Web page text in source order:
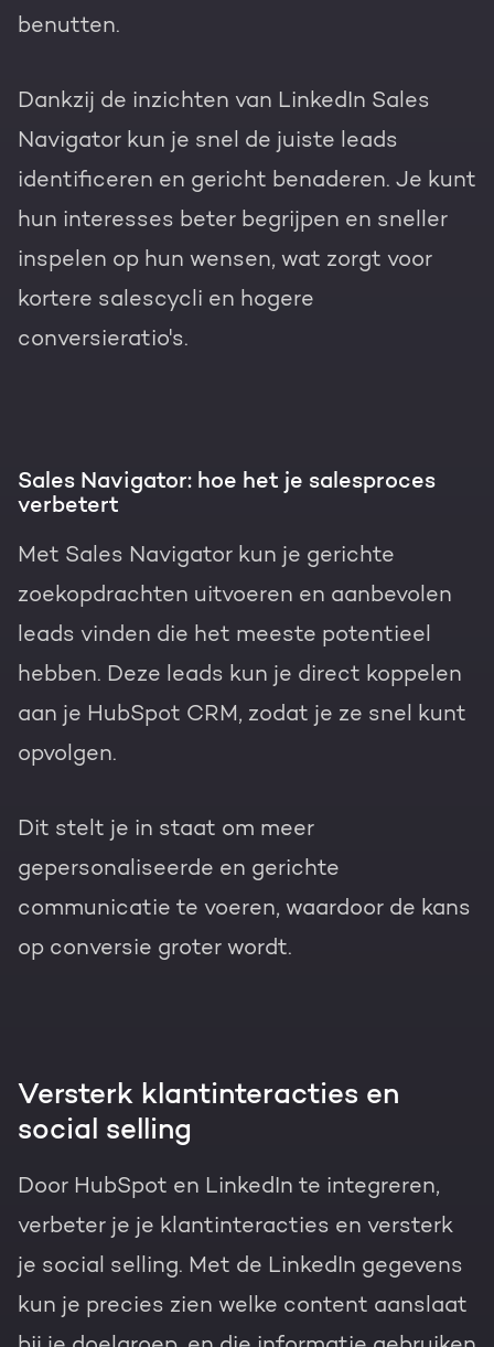
benutten.
Dankzij de inzichten van LinkedIn Sales
Navigator kun je snel de juiste leads
identificeren en gericht benaderen. Je kunt
hun interesses beter begrijpen en sneller
inspelen op hun wensen, wat zorgt voor
kortere salescycli en hogere
conversieratio's.
Sales Navigator: hoe het je salesproces
verbetert
Met Sales Navigator kun je gerichte
zoekopdrachten uitvoeren en aanbevolen
leads vinden die het meeste potentieel
hebben. Deze leads kun je direct koppelen
aan je HubSpot CRM, zodat je ze snel kunt
opvolgen.
Dit stelt je in staat om meer
gepersonaliseerde en gerichte
communicatie te voeren, waardoor de kans
op conversie groter wordt.
Versterk klantinteracties en
social selling
Door HubSpot en LinkedIn te integreren,
verbeter je je klantinteracties en versterk
je social selling. Met de LinkedIn gegevens
kun je precies zien welke content aanslaat